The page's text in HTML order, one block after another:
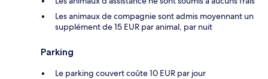
Les animaux de compagnie sont admis moyennant un
supplément de 15 EUR par animal, par nuit
Parking
Le parking couvert coûte 10 EUR par jour